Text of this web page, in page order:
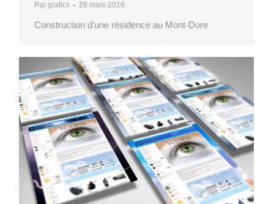
Pargrafics 28 mars 2016
Construction d’une résidence au Mont-Dore